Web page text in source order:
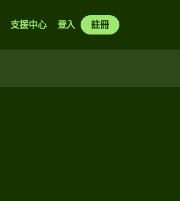
支援中心 登入 註冊